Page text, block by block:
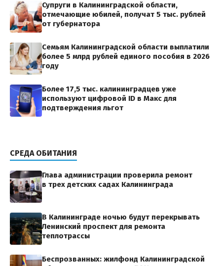
Супруги в Калининградской области,
отмечающие юбилей, получат 5 тыс. рублей
от губернатора
Семьям Калининградской области выплатили
более 5 млрд рублей единого пособия в 2026
году
Более 17,5 тыс. калининградцев уже
используют цифровой ID в Макс для
подтверждения льгот
СРЕДА ОБИТАНИЯ
Глава администрации проверила ремонт
в трех детских садах Калининграда
В Калининграде ночью будут перекрывать
Ленинский проспект для ремонта
теплотрассы
Беспрозванных: жилфонд Калининградской